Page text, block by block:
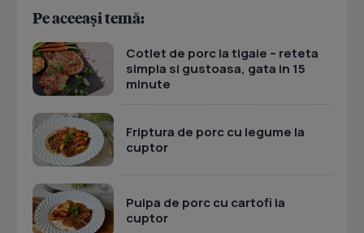
Pe aceeași temă:
Cotlet de porc la tigaie – reteta
simpla si gustoasa, gata in 15
minute
Friptura de porc cu legume la
cuptor
Pulpa de porc cu cartofi la
cuptor